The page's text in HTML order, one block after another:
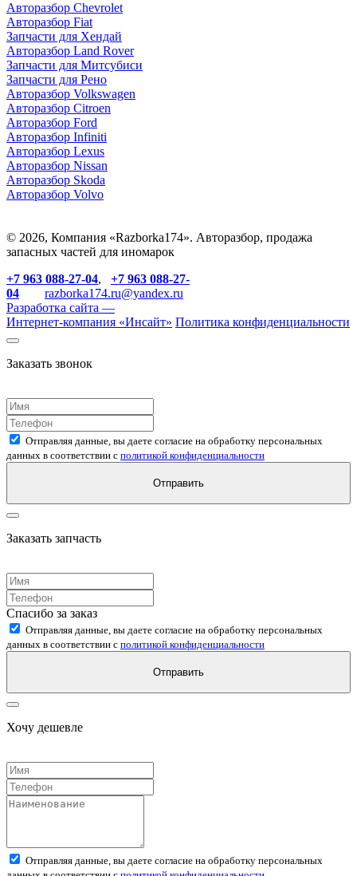
Авторазбор Chevrolet
Авторазбор Fiat
Запчасти для Хендай
Авторазбор Land Rover
Запчасти для Митсубиси
Запчасти для Рено
Авторазбор Volkswagen
Авторазбор Citroen
Авторазбор Ford
Авторазбор Infiniti
Авторазбор Lexus
Авторазбор Nissan
Авторазбор Skoda
Авторазбор Volvo
© 2026, Компания «Razborka174». Авторазбор, продажа
запасных частей для иномарок
+7 963 088-27-04, +7 963 088-27-
04
razborka174.ru@yandex.ru
Разработка сайта —
Интернет-компания «Инсайт» Политика конфиденциальности
Заказать звонок
Отправляя данные, вы даете согласие на обработку персональных
данных в соответствии с политикой конфиденциальности
Отправить
Заказать запчасть
Спасибо за заказ
Отправляя данные, вы даете согласие на обработку персональных
данных в соответствии с политикой конфиденциальности
Отправить
Хочу дешевле
Отправляя данные, вы даете согласие на обработку персональных